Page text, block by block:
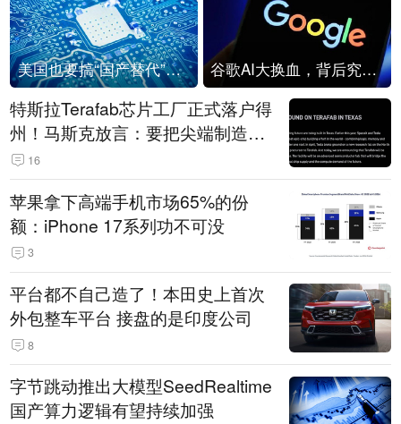
美国也要搞“国产替代”？先算清三笔账 谷歌AI大换血，背后究竟发生了什么？
特斯拉Terafab芯片工厂正式落户得
州！马斯克放言：要把尖端制造带
回美国
16
苹果拿下高端手机市场65%的份
额：iPhone 17系列功不可没
3
平台都不自己造了！本田史上首次
外包整车平台 接盘的是印度公司
8
字节跳动推出大模型SeedRealtime
国产算力逻辑有望持续加强